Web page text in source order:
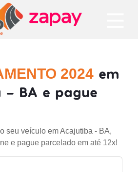
2024 em
- BA e pague
seu veículo em Acajutiba - BA,
e pague parcelado em até 12x!